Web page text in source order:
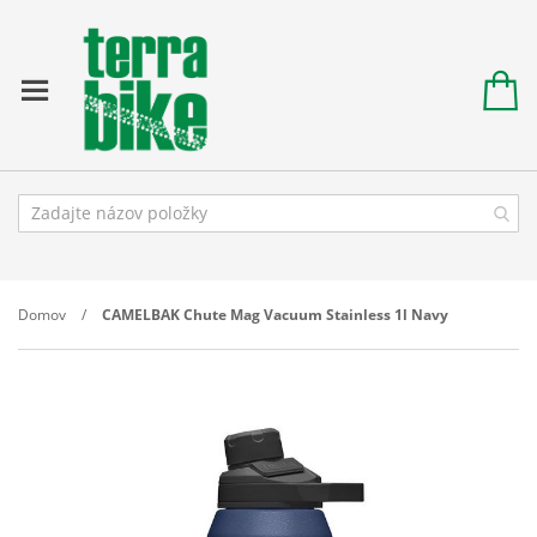
Domov CAMELBAK Chute Mag Vacuum Stainless 1l Navy